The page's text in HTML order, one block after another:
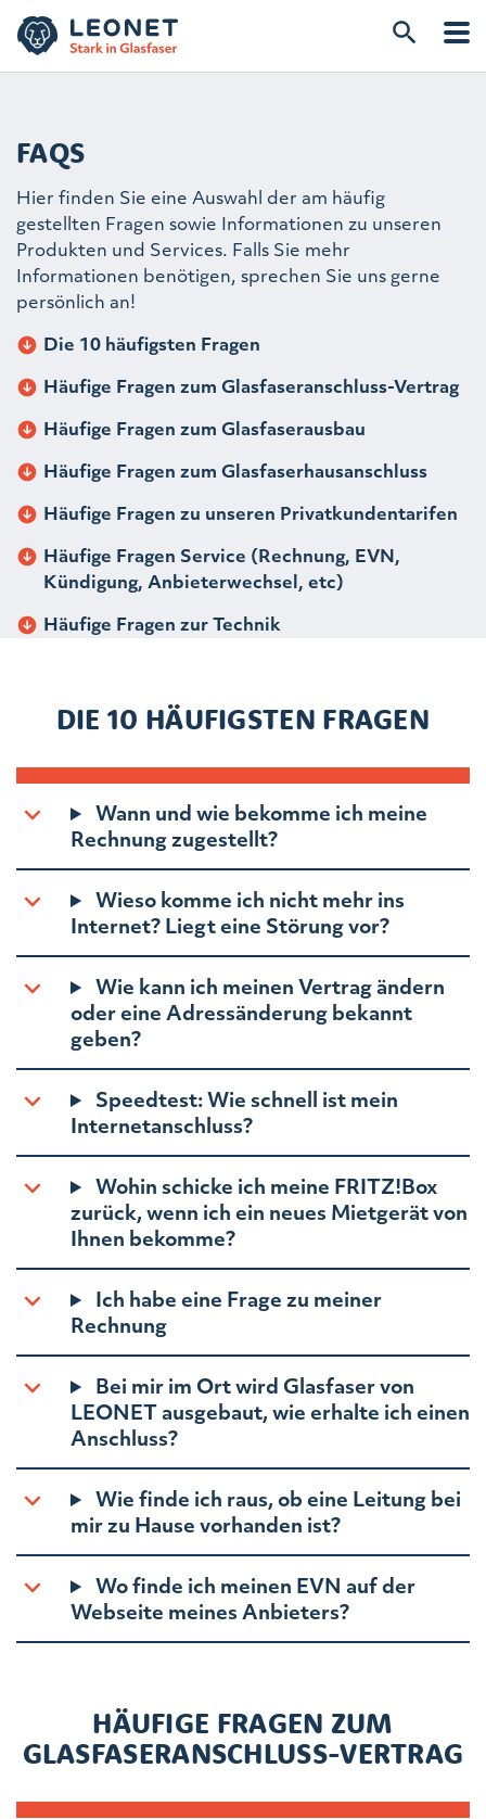
FAQS
Hier finden Sie eine Auswahl der am häufig
gestellten Fragen sowie Informationen zu unseren
Produkten und Services. Falls Sie mehr
Informationen benötigen, sprechen Sie uns gerne
persönlich an!
Die 10 häufigsten Fragen
Häufige Fragen zum Glasfaseranschluss-Vertrag
Häufige Fragen zum Glasfaserausbau
Häufige Fragen zum Glasfaserhausanschluss
Häufige Fragen zu unseren Privatkundentarifen
Häufige Fragen Service (Rechnung, EVN,
Kündigung, Anbieterwechsel, etc)
Häufige Fragen zur Technik
DIE 10 HÄUFIGSTEN FRAGEN
Wann und wie bekomme ich meine
Rechnung zugestellt?
Wieso komme ich nicht mehr ins
Internet? Liegt eine Störung vor?
Wie kann ich meinen Vertrag ändern
oder eine Adressänderung bekannt
geben?
Speedtest: Wie schnell ist mein
Internetanschluss?
Wohin schicke ich meine FRITZ!Box
zurück, wenn ich ein neues Mietgerät von
Ihnen bekomme?
Ich habe eine Frage zu meiner
Rechnung
Bei mir im Ort wird Glasfaser von
LEONET ausgebaut, wie erhalte ich einen
Anschluss?
Wie finde ich raus, ob eine Leitung bei
mir zu Hause vorhanden ist?
Wo finde ich meinen EVN auf der
Webseite meines Anbieters?
HÄUFIGE FRAGEN ZUM
GLASFASERANSCHLUSS-VERTRAG